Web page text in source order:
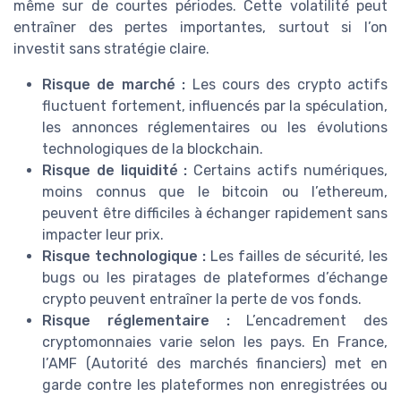
même sur de courtes périodes. Cette volatilité peut
entraîner des pertes importantes, surtout si l’on
investit sans stratégie claire.
Risque de marché : Les cours des crypto actifs
fluctuent fortement, influencés par la spéculation,
les annonces réglementaires ou les évolutions
technologiques de la blockchain.
Risque de liquidité : Certains actifs numériques,
moins connus que le bitcoin ou l’ethereum,
peuvent être difficiles à échanger rapidement sans
impacter leur prix.
Risque technologique : Les failles de sécurité, les
bugs ou les piratages de plateformes d’échange
crypto peuvent entraîner la perte de vos fonds.
Risque réglementaire :L’encadrement des
cryptomonnaies varie selon les pays. En France,
l’AMF (Autorité des marchés financiers) met en
garde contre les plateformes non enregistrées ou